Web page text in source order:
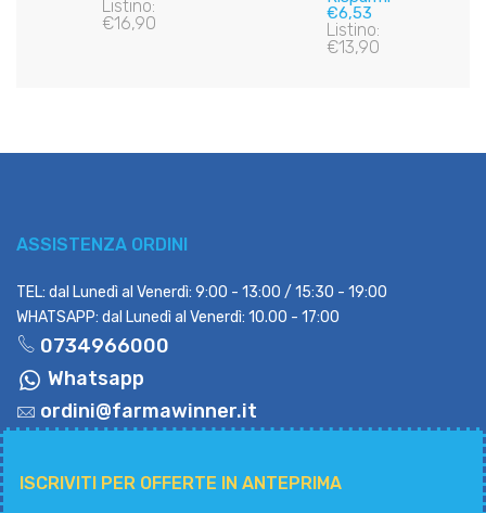
Listino:
€16,90
€6,53
Listino:
€13,90
ASSISTENZA ORDINI
TEL: dal Lunedì al Venerdì: 9:00 - 13:00 / 15:30 - 19:00
WHATSAPP: dal Lunedì al Venerdì: 10.00 - 17:00
0734966000
Whatsapp
ordini@farmawinner.it
ISCRIVITI PER OFFERTE IN ANTEPRIMA